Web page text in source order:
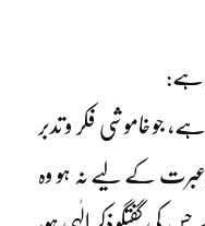
ہے:
جو خاموشی فکر و تدبر
عبرت کے لیے نہ ہو وہ